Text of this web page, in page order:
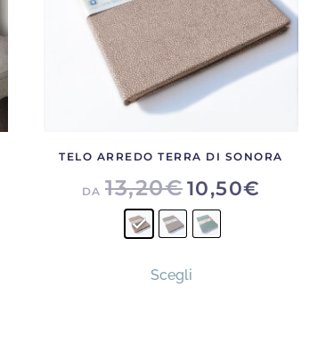
TELO ARREDO TERRA DI SONORA
DA 13,20€10,50€
Scegliprodotto